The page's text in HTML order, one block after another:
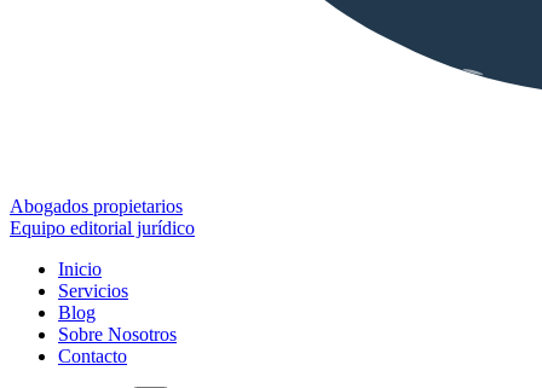
Abogados propietarios
Equipo editorial jurídico
Inicio
Servicios
Blog
Sobre Nosotros
Contacto